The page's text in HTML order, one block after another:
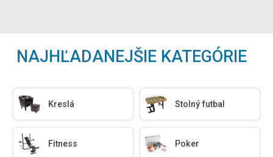
NAJHĽADANEJŠIE KATEGÓRIE
Kreslá Stolný futbal
Fitness Poker